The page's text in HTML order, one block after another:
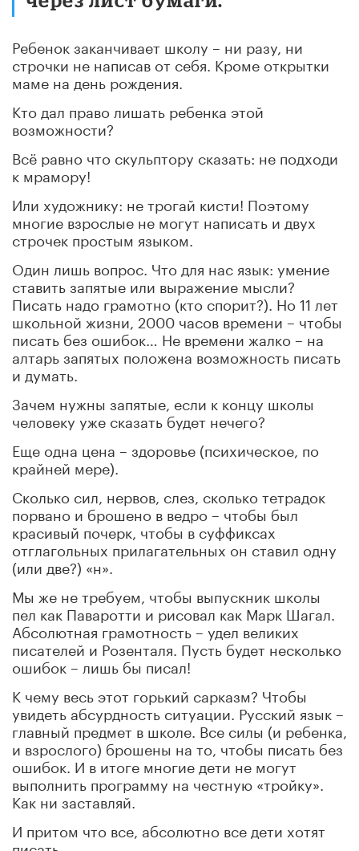
Ребенок заканчивает школу – ни разу, ни
строчки не написав от себя. Кроме открытки
маме на день рождения.
Кто дал право лишать ребенка этой
возможности?
Всё равно что скульптору сказать: не подходи
к мрамору!
Или художнику: не трогай кисти! Поэтому
многие взрослые не могут написать и двух
строчек простым языком.
Один лишь вопрос. Что для нас язык: умение
ставить запятые или выражение мысли?
Писать надо грамотно (кто спорит?). Но 11 лет
школьной жизни, 2000 часов времени – чтобы
писать без ошибок… Не времени жалко – на
алтарь запятых положена возможность писать
и думать.
Зачем нужны запятые, если к концу школы
человеку уже сказать будет нечего?
Еще одна цена – здоровье (психическое, по
крайней мере).
Сколько сил, нервов, слез, сколько тетрадок
порвано и брошено в ведро – чтобы был
красивый почерк, чтобы в суффиксах
отглагольных прилагательных он ставил одну
(или две?) «н».
Мы же не требуем, чтобы выпускник школы
пел как Паваротти и рисовал как Марк Шагал.
Абсолютная грамотность – удел великих
писателей и Розенталя. Пусть будет несколько
ошибок – лишь бы писал!
К чему весь этот горький сарказм? Чтобы
увидеть абсурдность ситуации. Русский язык –
главный предмет в школе. Все силы (и ребенка,
и взрослого) брошены на то, чтобы писать без
ошибок. И в итоге многие дети не могут
выполнить программу на честную «тройку».
Как ни заставляй.
И притом что все, абсолютно все дети хотят